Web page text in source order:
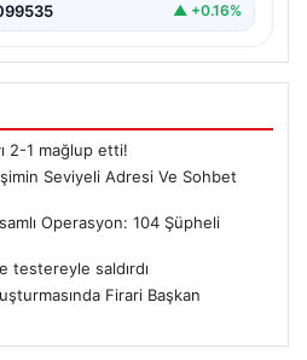
▲ +0.16%
2-1 mağlup etti!
Seviyeli Adresi Ve Sohbet
Operasyon: 104 Şüpheli
testereyle saldırdı
Firari Başkan